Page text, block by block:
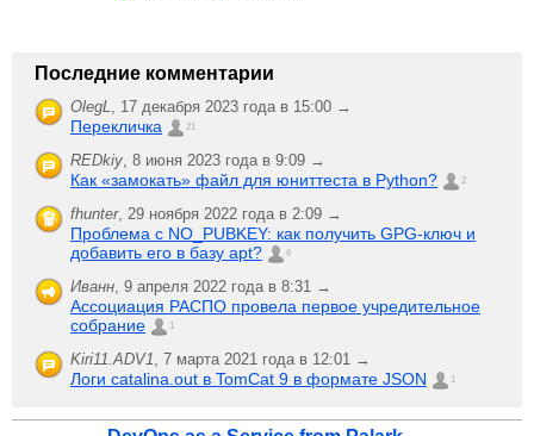
Последние комментарии
OlegL, 17 декабря 2023 года в 15:00 →
Перекличка 21
REDkiy, 8 июня 2023 года в 9:09 →
Как «замокать» файл для юниттеста в Python? 2
fhunter, 29 ноября 2022 года в 2:09 →
Проблема с NO_PUBKEY: как получить GPG-ключ и
добавить его в базу apt?
6
Иванн, 9 апреля 2022 года в 8:31 →
Ассоциация РАСПО провела первое учредительное
собрание
1
Kiri11.ADV1, 7 марта 2021 года в 12:01 →
Логи catalina.out в TomCat 9 в формате JSON 1